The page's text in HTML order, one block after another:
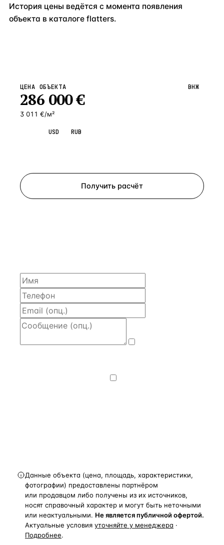
История цены ведётся с момента появления
объекта в каталоге flatters.
ЦЕНА ОБЪЕКТА
286 000€
3 011 €/м²
ВНЖ
USD RUB
Получить расчёт
Данные объекта (цена, площадь, характеристики,
фотографии) предоставлены партнёром
или продавцом либо получены из их источников,
носят справочный характер и могут быть неточными
или неактуальными. Не является публичной офертой.
Актуальные условия уточняйте у менеджера ·
Подробнее.